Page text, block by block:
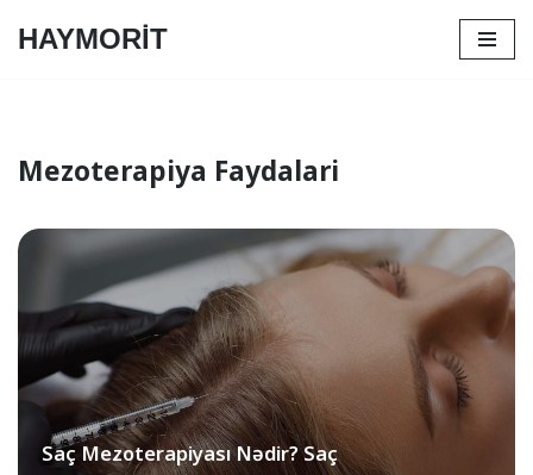
HAYMORİT
Mezoterapiya Faydalari
Saç Mezoterapiyası Nədir? Saç